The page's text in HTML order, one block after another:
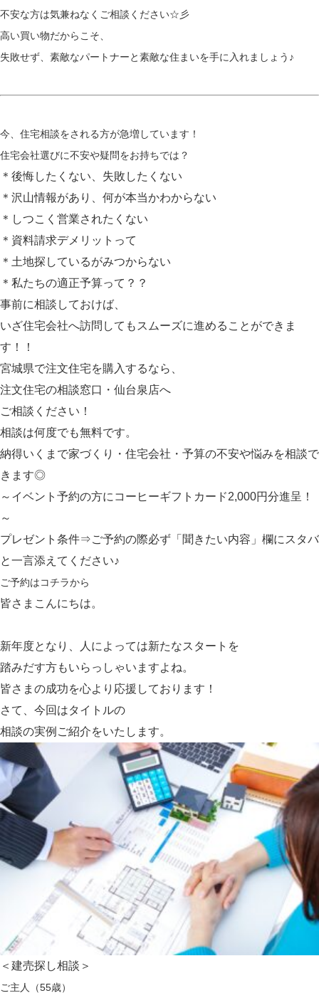
不安な方は気兼ねなくご相談ください☆彡
高い買い物だからこそ、
失敗せず、素敵なパートナーと素敵な住まいを手に入れましょう♪
今、住宅相談をされる方が急増しています！
住宅会社選びに不安や疑問をお持ちでは？
＊後悔したくない、失敗したくない
＊沢山情報があり、何が本当かわからない
＊しつこく営業されたくない
＊資料請求デメリットって
＊土地探しているがみつからない
＊私たちの適正予算って？？
事前に相談しておけば、
いざ住宅会社へ訪問してもスムーズに進めることができま
す！！
宮城県で注文住宅を購入するなら、
注文住宅の相談窓口・仙台泉店へ
ご相談ください！
相談は何度でも無料です。
納得いくまで家づくり・住宅会社・予算の不安や悩みを相談で
きます◎
～イベント予約の方にコーヒーギフトカード2,000円分進呈！
～
プレゼント条件⇒ご予約の際必ず「聞きたい内容」欄にスタバ
と一言添えてください♪
ご予約はコチラから
皆さまこんにちは。
新年度となり、人によっては新たなスタートを
踏みだす方もいらっしゃいますよね。
皆さまの成功を心より応援しております！
さて、今回はタイトルの
相談の実例ご紹介をいたします。
＜建売探し相談＞
ご主人（55歳）